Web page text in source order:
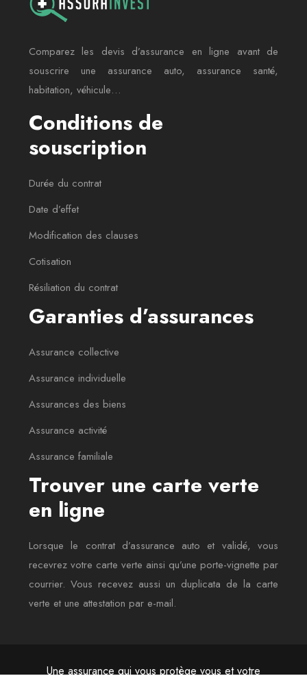
Comparez les devis d’assurance en ligne avant de
souscrire une assurance auto, assurance santé,
habitation, véhicule…
Conditions de
souscription
Durée du contrat
Date d’effet
Modification des clauses
Cotisation
Résiliation du contrat
Garanties d’assurances
Assurance collective
Assurance individuelle
Assurances des biens
Assurance activité
Assurance familiale
Trouver une carte verte
en ligne
Lorsque le contrat d’assurance auto et validé, vous
recevrez votre carte verte ainsi qu’une porte-vignette par
courrier. Vous recevez aussi un duplicata de la carte
verte et une attestation par e-mail.
Une assurance qui vous protège vous et votre